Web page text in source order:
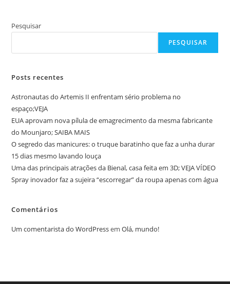
Pesquisar
PESQUISAR
Posts recentes
Astronautas do Artemis II enfrentam sério problema no
espaço;VEJA
EUA aprovam nova pílula de emagrecimento da mesma fabricante
do Mounjaro; SAIBA MAIS
O segredo das manicures: o truque baratinho que faz a unha durar
15 dias mesmo lavando louça
Uma das principais atrações da Bienal, casa feita em 3D; VEJA VÍDEO
Spray inovador faz a sujeira “escorregar” da roupa apenas com água
Comentários
Um comentarista do WordPressemOlá, mundo!